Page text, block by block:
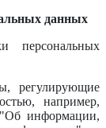
данных
персональных
регулирующие
например,
информации,